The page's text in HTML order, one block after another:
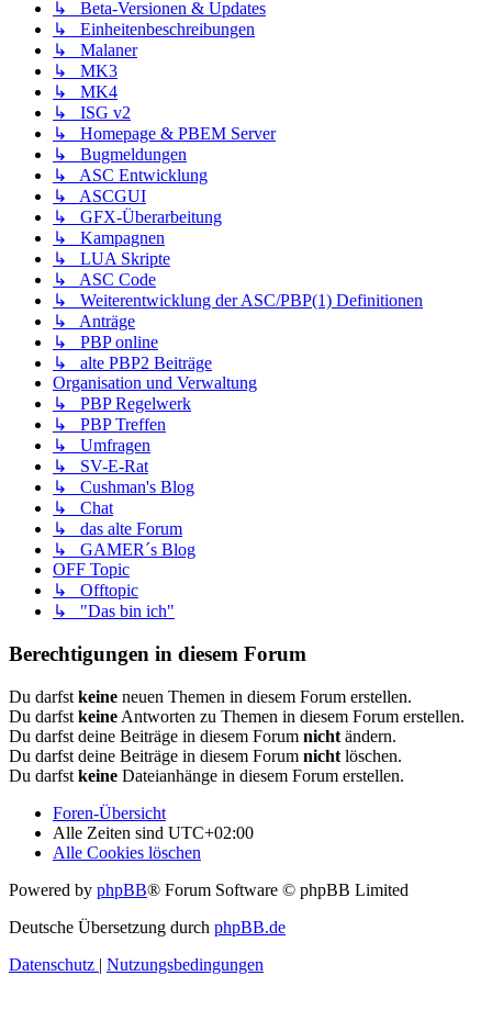
↳ Beta-Versionen & Updates
↳ Einheitenbeschreibungen
↳ Malaner
↳ MK3
↳ MK4
↳ ISG v2
↳ Homepage & PBEM Server
↳ Bugmeldungen
↳ ASC Entwicklung
↳ ASCGUI
↳ GFX-Überarbeitung
↳ Kampagnen
↳ LUA Skripte
↳ ASC Code
↳ Weiterentwicklung der ASC/PBP(1) Definitionen
↳ Anträge
↳ PBP online
↳ alte PBP2 Beiträge
Organisation und Verwaltung
↳ PBP Regelwerk
↳ PBP Treffen
↳ Umfragen
↳ SV-E-Rat
↳ Cushman's Blog
↳ Chat
↳ das alte Forum
↳ GAMER´s Blog
OFF Topic
↳ Offtopic
↳ "Das bin ich"
Berechtigungen in diesem Forum
Du darfst keine neuen Themen in diesem Forum erstellen.
Du darfst keine Antworten zu Themen in diesem Forum erstellen.
Du darfst deine Beiträge in diesem Forum nicht ändern.
Du darfst deine Beiträge in diesem Forum nicht löschen.
Du darfst keine Dateianhänge in diesem Forum erstellen.
Foren-Übersicht
Alle Zeiten sind UTC+02:00
Alle Cookies löschen
Powered by phpBB® Forum Software © phpBB Limited
Deutsche Übersetzung durch phpBB.de
Datenschutz | Nutzungsbedingungen